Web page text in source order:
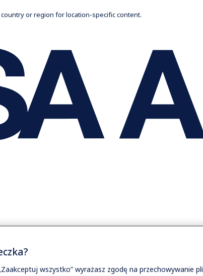
or region for location-specific content.
wszystko” wyrażasz zgodę na przechowywanie